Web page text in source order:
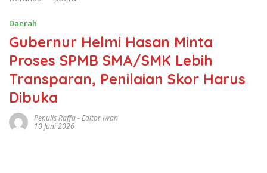
Daerah
Gubernur Helmi Hasan Minta
Proses SPMB SMA/SMK Lebih
Transparan, Penilaian Skor Harus
Dibuka
Penulis Raffa - Editor Iwan
10 Juni 2026